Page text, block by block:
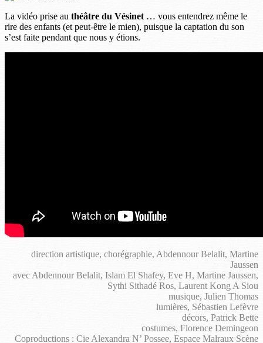
La vidéo prise au théâtre du Vésinet … vous entendrez même le
rire des enfants (et peut-être le mien), puisque la captation du son
s’est faite pendant que nous y étions.
direction artistique, chorégraphie, Abdennour Belalit, Martine
Jaussen
avec Abdennour Belalit, Islam El Shafey, Eve H, Martine Jaussen,
Sythi Sithadé Ros, Laurent Kong A Siou
musique, Julien Thomas
lumières, Sébastien Lefèvre
décors, Patrick Bette
costumes, Florence Demingeon
Coproductions : Cie Alexandra N’ Possee, Espace Malraux Scène